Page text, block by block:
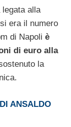
legata alla
era il numero
di Napoli è
di euro alla
la
ANSALDO